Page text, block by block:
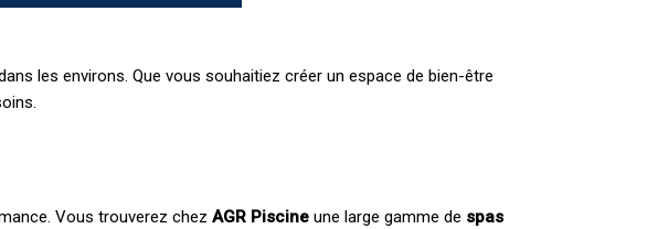
les environs. Que vous souhaitiez créer un espace de bien-être
Vous trouverez chezAGR Piscine une large gamme de spas